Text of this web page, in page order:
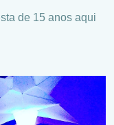
de 15 anos aqui